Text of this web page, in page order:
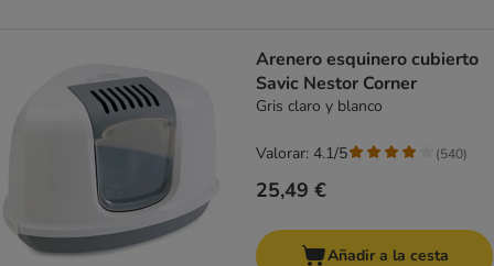
Arenero esquinero cubierto
Savic Nestor Corner
Gris claro y blanco
25,49 €
Valorar: 4.1/5 (540)
Añadir a la cesta